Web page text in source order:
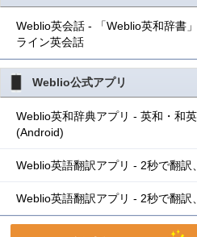
Weblio英会話 - 「Weblio英和辞書
ライン英会話
Weblio公式アプリ
Weblio英和辞典アプリ - 英和・和
(Android)
Weblio英語翻訳アプリ - 2秒で翻
Weblio英語翻訳アプリ - 2秒で翻訳